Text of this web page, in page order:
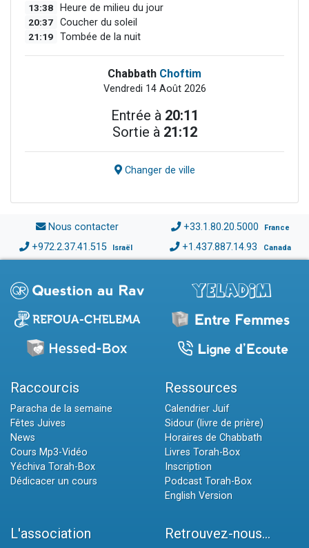
13:38 Heure de milieu du jour
20:37 Coucher du soleil
21:19 Tombée de la nuit
Chabbath Choftim
Vendredi 14 Août 2026
Entrée à 20:11
Sortie à 21:12
Changer de ville
Nous contacter +33.1.80.20.5000 France
+972.2.37.41.515 Israël +1.437.887.14.93 Canada
Raccourcis
Paracha de la semaine
Fêtes Juives
News
Cours Mp3-Vidéo
Yéchiva Torah-Box
Dédicacer un cours
Ressources
Calendrier Juif
Sidour (livre de prière)
Horaires de Chabbath
Livres Torah-Box
Inscription
Podcast Torah-Box
English Version
L'association Retrouvez-nous...